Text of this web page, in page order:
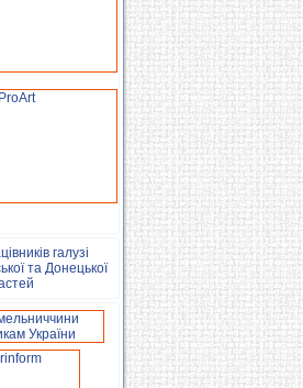
галузі
та Донецької